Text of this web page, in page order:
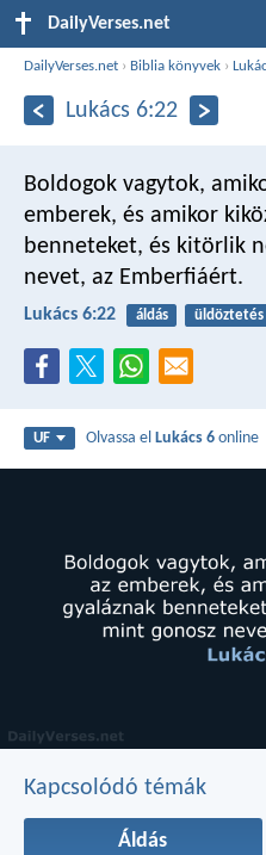
DailyVerses.net
DailyVerses.net › Biblia könyvek ›
Lukács 6:22
Boldogok vagytok,
emberek, és amikor
benneteket, és kitörlik
nevet, az Emberfiáért.
Lukács 6:22 áldás üldöztetés
UF Olvassa elLukács 6 online
Kapcsolódó témák
Áldás